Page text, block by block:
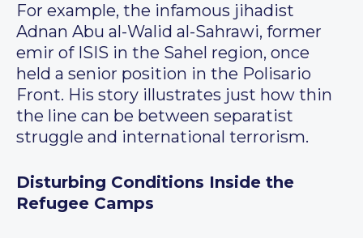
For example, the infamous jihadist
Adnan Abu al-Walid al-Sahrawi, former
emir of ISIS in the Sahel region, once
held a senior position in the Polisario
Front. His story illustrates just how thin
the line can be between separatist
struggle and international terrorism.
Disturbing Conditions Inside the
Refugee Camps